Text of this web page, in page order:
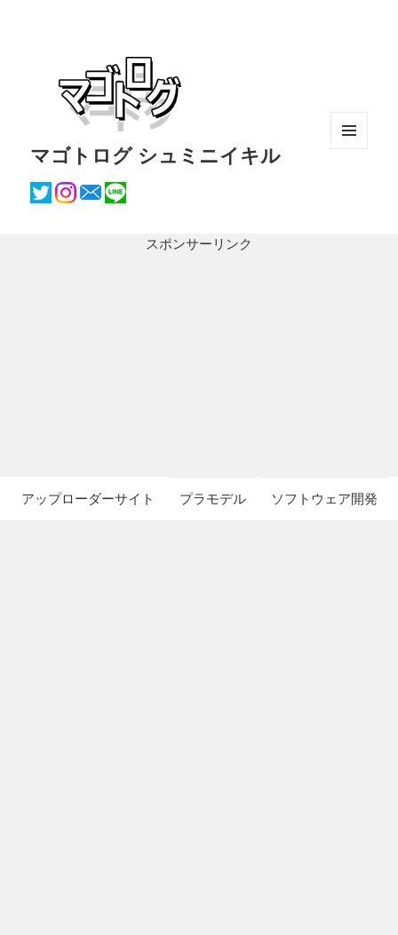
マゴトログ シュミニイキル
スポンサーリンク
アップローダーサイト プラモデル ソフトウェア開発